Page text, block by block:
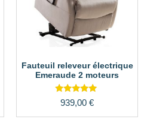
Fauteuil releveur électrique
Emeraude 2 moteurs
Note
5.00
sur 5
939,00 €